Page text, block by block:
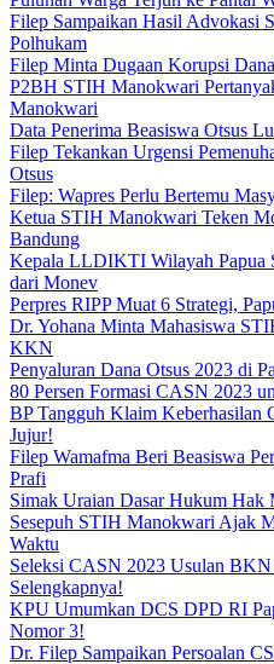
Filep Sampaikan Hasil Advokasi
Polhukam
Filep Minta Dugaan Korupsi
P2BH STIH Manokwari
Manokwari
Data Penerima Beasiswa Otsus
Filep Tekankan Urgensi
Otsus
Filep: Wapres Perlu Bertemu
Ketua STIH Manokwari Teken
Bandung
Kepala LLDIKTI Wilayah Papua
dari Monev
Perpres RIPP Muat 6 Strategi,
Dr. Yohana Minta Mahasiswa
KKN
Penyaluran Dana Otsus 2023 di
80 Persen Formasi CASN 2023
BP Tangguh Klaim Keberhasilan
Jujur!
Filep Wamafma Beri Beasiswa
Prafi
Simak Uraian Dasar Hukum Hak
Sesepuh STIH Manokwari Ajak
Waktu
Seleksi CASN 2023 Usulan BKN
Selengkapnya!
KPU Umumkan DCS DPD RI
Nomor 3!
Dr. Filep Sampaikan Persoalan